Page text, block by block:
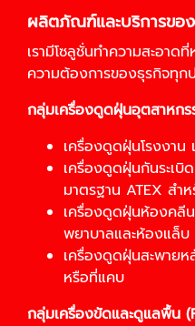
ผลิตภัณฑ์และบริการของ
เรามีโซลูชั่นทำความสะอา
ความต้องการของธุรกิจทุกป
กลุ่มเครื่องดูดฝุ่นอุตสาหก
เครื่องดูดฝุ่นโรงงา
เครื่องดูดฝุ่นกันระเ
มาตรฐาน ATEX สำ
เครื่องดูดฝุ่นห้องคลี
พยาบาลและห้องแล็บ
เครื่องดูดฝุ่นสะพาย
หรือที่แคบ
กลุ่มเครื่องขัดและดูแลพื้น